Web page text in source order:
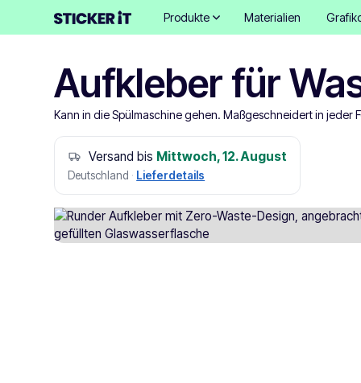
Produkte Materialien
Aufkleber für
Kann in die Spülmaschine gehen. Maßgeschneidert in jeder
Versand bis Mittwoch, 12. August
Deutschland · Lieferdetails